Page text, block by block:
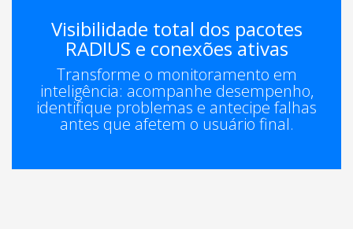
Visibilidade total dos pacotes
RADIUS e conexões ativas
Transforme o monitoramento em
inteligência: acompanhe desempenho,
identifique problemas e antecipe falhas
antes que afetem o usuário final.